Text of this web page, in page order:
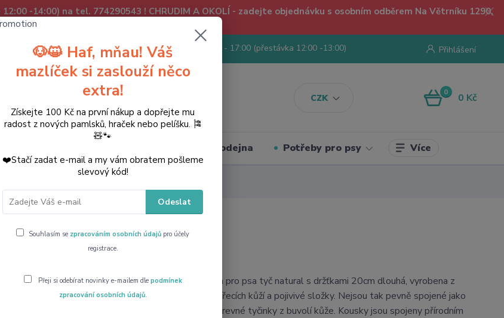
-14:00) na tel. 774290543 ! CHRUDIM A OKOLÍ - zadejte objednávku s osobním odběrem Na Větrníku 1290,
CZK
Přihlášení
+420774290543 PO - PÁ 8:00 - 17:00 (přestávka 12:00 -13:00)
0 0 Kč
Prodejna Potřeby pro psy Více
50ks
Pochoutka pro psa tyč natural s držťkami 20cm dlouhá, vyrobena z
kousků zvířecích kůží a pojivivé složky. Nejsou tak pevně spojené jako
munchy barevné tyčinky z buvolí kůže. Kousky jsou spojeny přírodním
🐶😺 Haf, mňau! Váš
mazlíček si zaslouží něco
extra!
Získejte 100 Kč na první nákup a dopřejte mu
radost z nových pamlsků, hraček nebo pelíšku. 🎏
🧸🐾
❤️Stačí zadat e-mail a my vám obratem pošleme
slevový kód!
Odeslat
Souhlasím se zpracováním osobních údajů pro účely
registrace.
Přeji si odebírat novinky e-mailem dle podmínek
zpracování osobních údajů.